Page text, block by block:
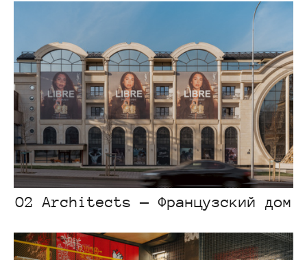
O2 Architects — Французский дом